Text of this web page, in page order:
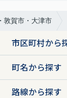
敦賀市・大津市
市区町村から
町名から探す
路線から探す